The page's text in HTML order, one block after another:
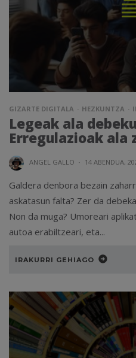
GIZARTE DIGITALA HEZKUNTZA
Legeak ala
Erregulazioak ala
ANGEL GALLO · 14 ABENDUA,
Galdera denbora bezain
askatasun falta? Zer da
Non da muga? Umoreari
autoa erabiltzeari, eta...
IRAKURRI GEHIAGO